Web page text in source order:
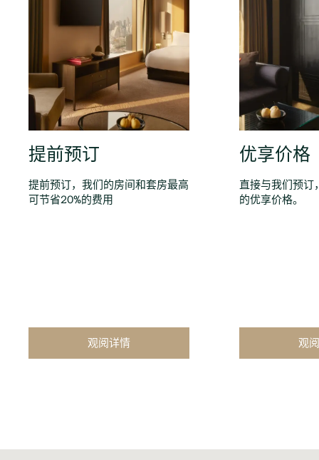
提前预订
提前预订，我们的房间和套房最高
可节省20%的费用
观阅详情
优享价格
直接与我们预订
的优享价格。
观